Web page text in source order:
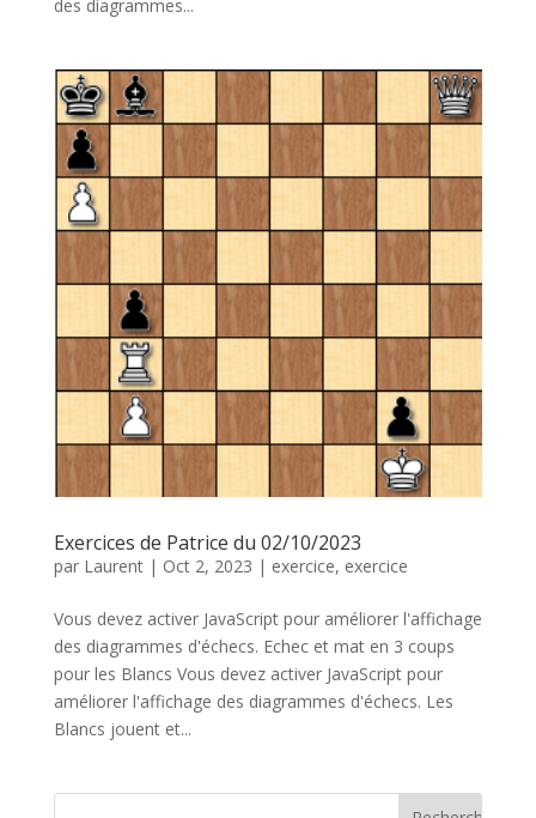
des diagrammes...
Exercices de Patrice du 02/10/2023
par Laurent| Oct 2, 2023 | exercice, exercice
Vous devez activer JavaScript pour améliorer l'affichage
des diagrammes d'échecs. Echec et mat en 3 coups
pour les Blancs Vous devez activer JavaScript pour
améliorer l'affichage des diagrammes d'échecs. Les
Blancs jouent et...